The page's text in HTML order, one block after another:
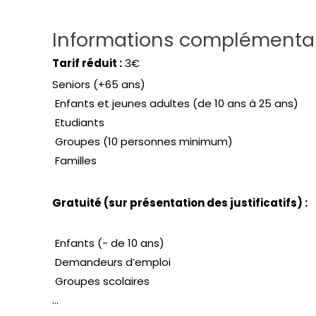
Informations
Tarif réduit :3€
Seniors (+65 ans)
Enfants et jeunes adultes (de 10 ans à 25 ans)
Etudiants
Groupes (10 personnes minimum)
Familles
Gratuité (sur présentation des justificatifs) :
Enfants (- de 10 ans)
Demandeurs d’emploi
Groupes scolaires
...